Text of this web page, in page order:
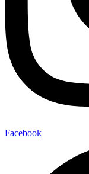
Facebook